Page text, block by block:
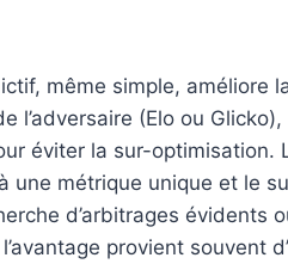
même simple, améliore
l’adversaire (Elo ou
éviter la sur-optimisation.
une métrique unique et le
d’arbitrages évidents
provient souvent